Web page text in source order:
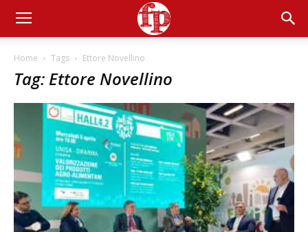
Home Tags Ettore Novellino
Tag: Ettore Novellino